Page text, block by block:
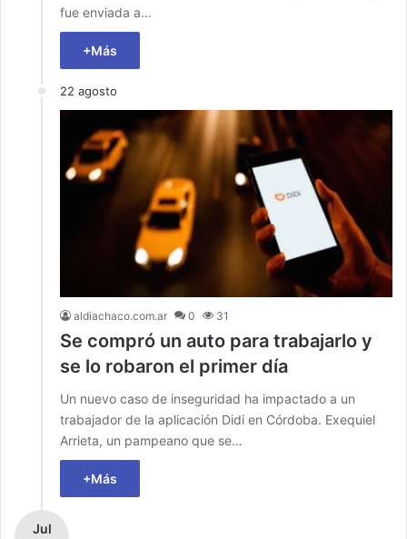
fue enviada a…
+Más
22 agosto
aldiachaco.com.ar 0 31
Se compró un auto para trabajarlo y
se lo robaron el primer día
Un nuevo caso de inseguridad ha impactado a un
trabajador de la aplicación Didi en Córdoba. Exequiel
Arrieta, un pampeano que se…
+Más
Jul